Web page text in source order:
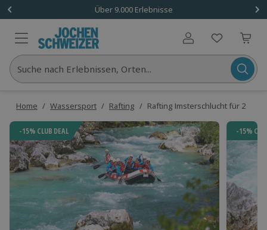
Über 9.000 Erlebnisse
Benutzerkonto
Suche nach Erlebnissen, Orten...
Home / Wassersport / Rafting / Rafting Imsterschlucht für 2
-15% CLUB DEAL -15%